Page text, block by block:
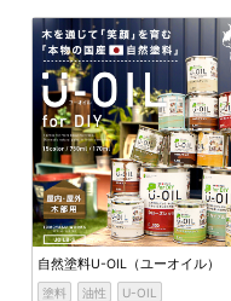
自然塗料U-OIL（ユーオイル）
塗料 油性 U-OIL